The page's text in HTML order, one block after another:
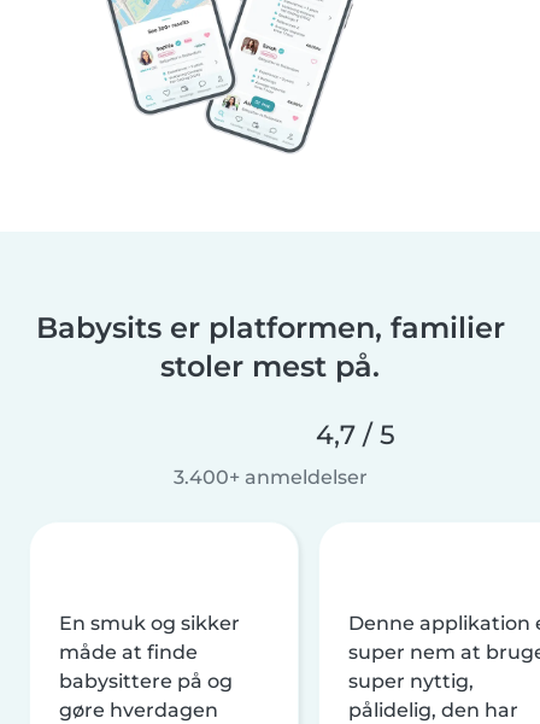
Babysits er platformen, familier
stoler mest på.
4,7 / 5
3.400+ anmeldelser
En smuk og sikker
måde at finde
babysittere på og
gøre hverdagen
Denne applikation
super nem at
super nyttig,
pålidelig, den har